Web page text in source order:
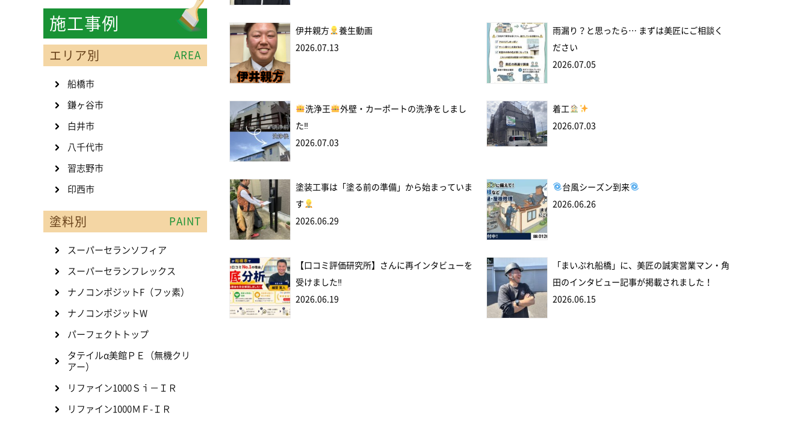
伊井親方
養生動画
2026.07.13
雨漏り？と思ったら… まずは美匠にご相談く
ださい
2026.07.05
洗浄王
外壁・カーポートの洗浄をしまし
た‼
2026.07.03
着工
2026.07.03
塗装工事は「塗る前の準備」から始まっていま
す
2026.06.29
台風シーズン到来
2026.06.26
【口コミ評価研究所】さんに再インタビューを
受けました‼
2026.06.19
「まいぷれ船橋」に、美匠の誠実営業マン・角
田のインタビュー記事が掲載されました！
2026.06.15
施工事例
エリア別 AREA
船橋市
鎌ヶ谷市
白井市
八千代市
習志野市
印西市
塗料別 PAINT
スーパーセランソフィア
スーパーセランフレックス
ナノコンポジットF（フッ素）
ナノコンポジットW
パーフェクトトップ
タテイルα美館ＰＥ（無機クリ
アー）
リファイン1000Ｓｉ－ＩＲ
リファイン1000ＭＦ-ＩＲ